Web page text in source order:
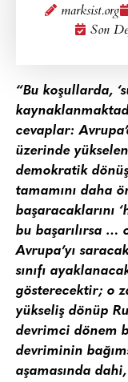
marksist.org
Son
“Bu koşullarda,
cevaplar:
üzerinde
demokratik
tamamını daha
başaracaklarını
bu başarılırsa …
Avrupa’yı
sınıfı
gösterecektir; o
yükseliş dönüp
devrimci dönem
devriminin
aşamasında